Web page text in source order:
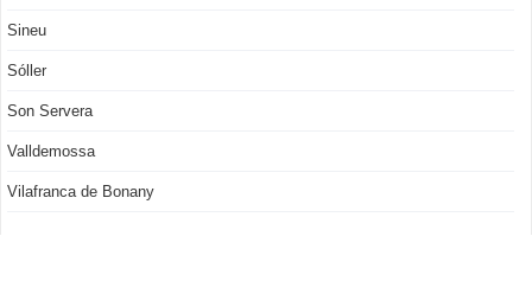
Sineu
Sóller
Son Servera
Valldemossa
Vilafranca de Bonany